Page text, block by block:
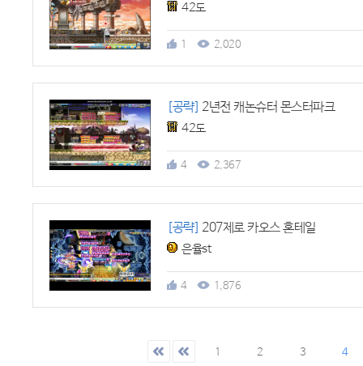
42도
1 2,020
[공략] 2년전 캐논슈터 몬스터파크
42도
4 2,367
[공략] 207제로 카오스 혼테일
은율st
4 1,876
1 2 3 4